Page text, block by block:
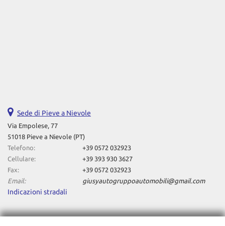
Sede di Pieve a Nievole
Via Empolese, 77
51018 Pieve a Nievole (PT)
Telefono:
+39 0572 032923
Cellulare:
+39 393 930 3627
Fax:
+39 0572 032923
Email:
giusyautogruppoautomobili@gmail.com
Indicazioni stradali